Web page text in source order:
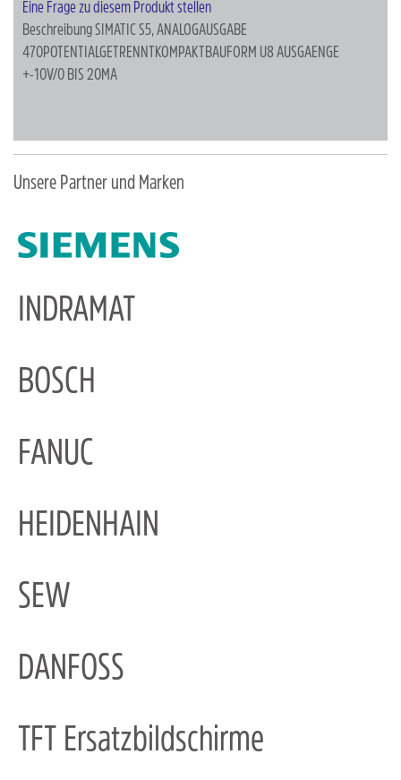
Eine Frage zu diesem Produkt stellen
BeschreibungSIMATIC S5, ANALOGAUSGABE
470POTENTIALGETRENNTKOMPAKTBAUFORM U8 AUSGAENGE
+-10V/0 BIS 20MA
Unsere Partner und Marken
INDRAMAT
BOSCH
FANUC
HEIDENHAIN
SEW
DANFOSS
TFT Ersatzbildschirme